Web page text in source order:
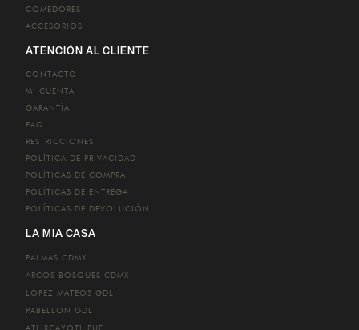
COMEDORES
ACCESORIOS
ATENCIÓN AL CLIENTE
CONTACTO
MI CUENTA
GARANTÍA
FAQ
RESTRICCIONES
POLÍTICA DE PRIVACIDAD
POLÍTICAS DE COMPRA
POLÍTICAS DE ENTREGA
POLÍTICAS DE DEVOLUCIÓN
LA MIA CASA
PALMAS CDMX
ARCOS BOSQUES CDMX
LÓPEZ MATEOS GDL
PABELLON GDL
ATLIXCÁYOTL PUE